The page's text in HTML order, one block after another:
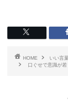
HOME いい言
口ぐせで意識が